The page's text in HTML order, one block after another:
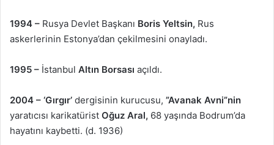
1994 – Rusya Devlet Başkanı Boris Yeltsin, Rus
askerlerinin Estonya’dan çekilmesini onayladı.
1995 – İstanbul Altın Borsası açıldı.
2004 – ‘Gırgır’ dergisinin kurucusu, ”Avanak Avni”nin
yaratıcısı karikatürist Oğuz Aral, 68 yaşında Bodrum’da
hayatını kaybetti. (d. 1936)